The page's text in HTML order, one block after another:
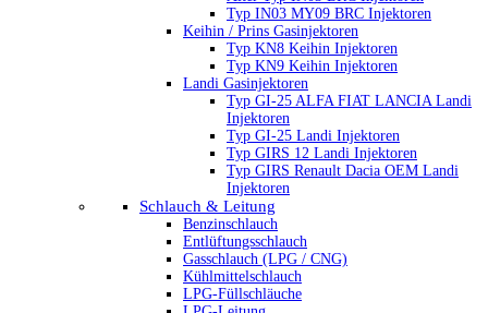
Typ IN03 MY09 BRC Injektoren
Keihin / Prins Gasinjektoren
Typ KN8 Keihin Injektoren
Typ KN9 Keihin Injektoren
Landi Gasinjektoren
Typ GI-25 ALFA FIAT LANCIA Landi
Injektoren
Typ GI-25 Landi Injektoren
Typ GIRS 12 Landi Injektoren
Typ GIRS Renault Dacia OEM Landi
Injektoren
Schlauch & Leitung
Benzinschlauch
Entlüftungsschlauch
Gasschlauch (LPG / CNG)
Kühlmittelschlauch
LPG-Füllschläuche